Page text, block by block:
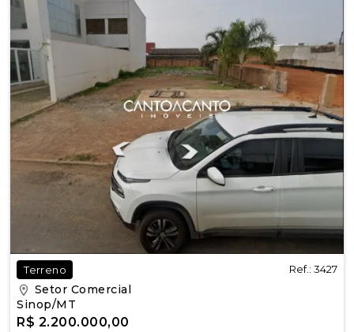
Terreno Ref.: 3427
Setor Comercial
Sinop/MT
R$ 2.200.000,00